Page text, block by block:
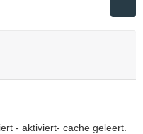
- aktiviert- cache geleert.